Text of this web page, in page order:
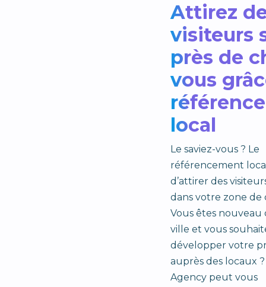
Attirez
visiteurs
près de
vous
local
Le saviez-vous ? Le
référencement
d’attirer des
dans votre zone de
Vous êtes nouveau
ville et vous
développer votre
auprès des locaux
Agency peut vous